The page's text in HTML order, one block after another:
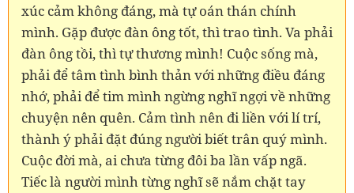
xúc cảm không đáng, mà tự oán thán chính
mình. Gặp được đàn ông tốt, thì trao tình. Va phải
đàn ông tồi, thì tự thương mình! Cuộc sống mà,
phải để tâm tình bình thản với những điều đáng
nhớ, phải để tim mình ngừng nghĩ ngợi về những
chuyện nên quên. Cảm tình nên đi liền với lí trí,
thành ý phải đặt đúng người biết trân quý mình.
Cuộc đời mà, ai chưa từng đôi ba lần vấp ngã.
Tiếc là người mình từng nghĩ sẽ nắm chặt tay